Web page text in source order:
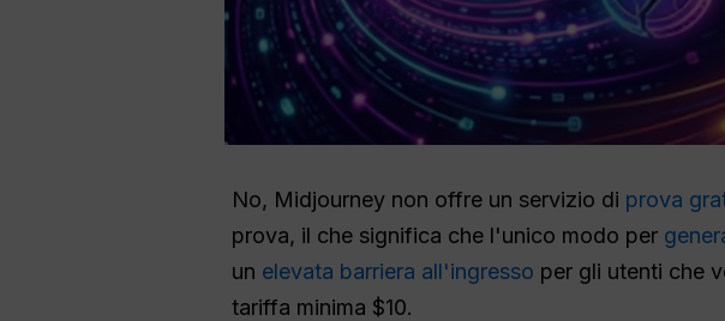
No, Midjourney non offre un servizio di prova
prova, il che significa che l'unico modo per
un elevata barriera all'ingresso per gli utenti che
tariffa minima $10.